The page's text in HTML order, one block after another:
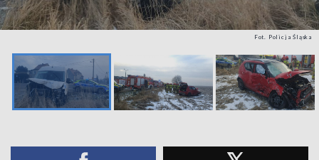
Fot. Policja Śląska